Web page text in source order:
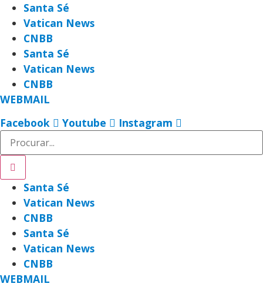
para
conteúdo
Santa Sé
Vatican News
CNBB
Santa Sé
Vatican News
CNBB
WEBMAIL
Facebook
Youtube Instagram
Santa Sé
Vatican News
CNBB
Santa Sé
Vatican News
CNBB
WEBMAIL